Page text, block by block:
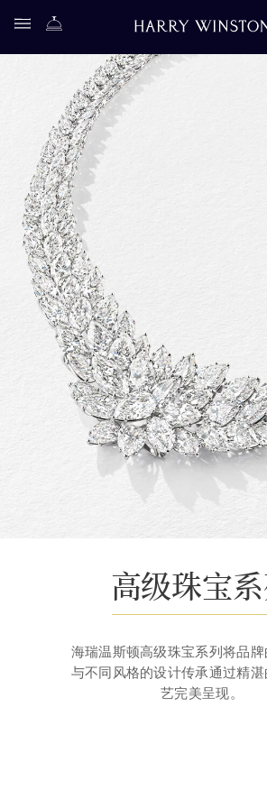
高级珠宝
海瑞温斯顿高级珠宝系列将品
与不同风格的设计传承通过精
艺完美呈⁠现。